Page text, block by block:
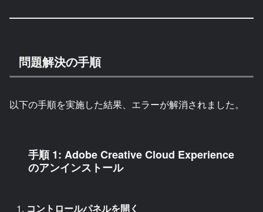
問題解決の手順
以下の手順を実施した結果、エラーが解消されました。
手順 1: Adobe Creative Cloud Experience
のアンインストール
コントロールパネルを開く